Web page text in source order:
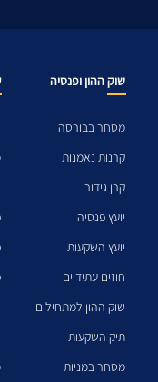
שוק ההון ופנסיה
מסחר בבורסה
קרנות נאמנות
קרן גידור
יועץ פנסיה
יועץ השקעות
חוזים עתידיים
שוק ההון למתחילים
תיק השקעות
מסחר במניות